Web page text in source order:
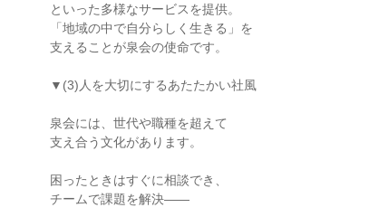
といった多様なサービスを提供。
「地域の中で自分らしく生きる」を
支えることが泉会の使命です。
▼(3)人を大切にするあたたかい社風
泉会には、世代や職種を超えて
支え合う文化があります。
困ったときはすぐに相談でき、
チームで課題を解決――